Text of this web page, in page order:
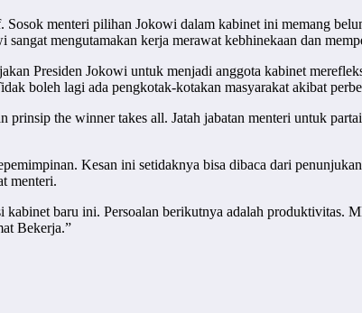
menteri pilihan Jokowi dalam kabinet ini memang
mengutamakan kerja merawat kebhinekaan dan
Presiden Jokowi untuk menjadi anggota kabinet
boleh lagi ada pengkotak-kotakan masyarakat akibat
the winner takes all. Jatah jabatan menteri untuk
Kesan ini setidaknya bisa dibaca dari
menteri.
baru ini. Persoalan berikutnya adalah produktivitas.
Bekerja.”